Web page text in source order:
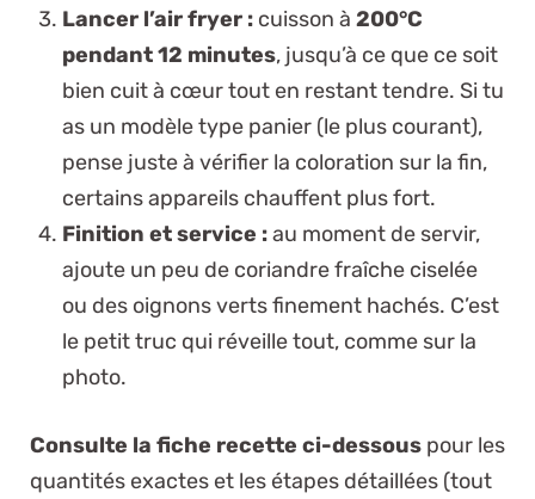
Lancer l’air fryer : cuisson à 200°C
pendant 12 minutes, jusqu’à ce que ce soit
bien cuit à cœur tout en restant tendre. Si tu
as un modèle type panier (le plus courant),
pense juste à vérifier la coloration sur la fin,
certains appareils chauffent plus fort.
Finition et service :au moment de servir,
ajoute un peu de coriandre fraîche ciselée
ou des oignons verts finement hachés. C’est
le petit truc qui réveille tout, comme sur la
photo.
Consulte la fiche recette ci-dessous pour les
quantités exactes et les étapes détaillées (tout